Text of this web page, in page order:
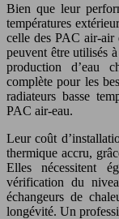
Bien que leur
températures
celle des PAC air-air
peuvent être utilisés
production d’eau
complète pour les
radiateurs basse
PAC air-eau.
Leur coût
thermique accru,
Elles nécessitent
vérification du
échangeurs de
longévité. Un